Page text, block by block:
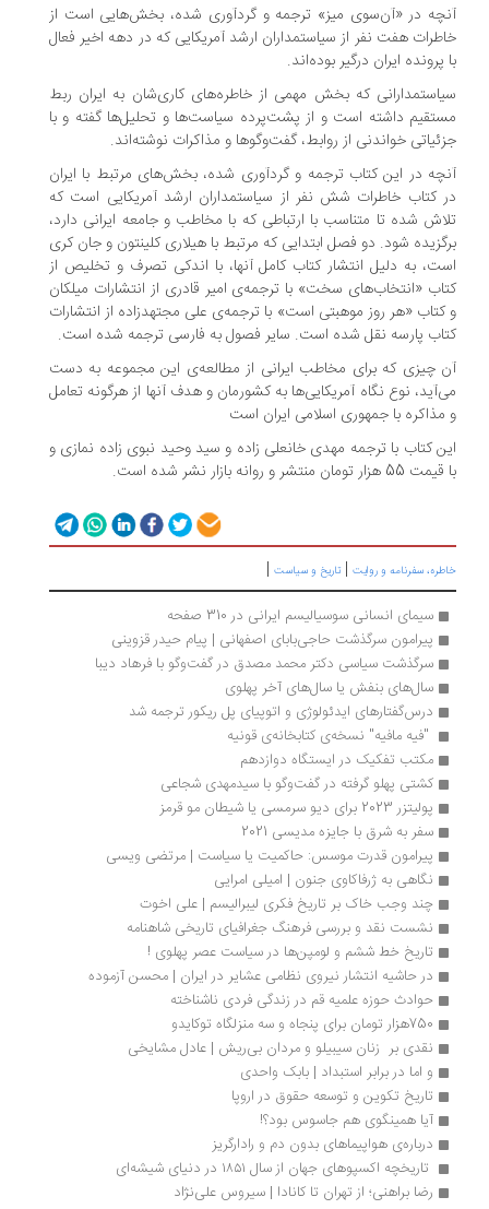
آنچه در «آن‌سوی میز» ترجمه و گردآوری شده، بخش‌هایی است از
خاطرات هفت نفر از سیاستمداران ارشد آمریکایی که در دهه اخیر فعال
با پرونده ایران درگیر بوده‌اند.
سیاستمدارانی که بخش مهمی از خاطره‌های کاری‌شان به ایران ربط
مستقیم داشته است و از پشت‌پرده سیاست‌ها و تحلیل‌ها گفته‌ و با
جزئیاتی خواندنی از روابط، گفت‌وگوها و مذاکرات نوشته‌اند.
آنچه در این کتاب ترجمه و گردآوری شده، بخش‌های مرتبط با ایران
در کتاب خاطرات شش نفر از سیاستمداران ارشد آمریکایی است که
تلاش شده تا متناسب با ارتباطی که با مخاطب و جامعه ایرانی دارد،
برگزیده شود. دو فصل ابتدایی که مرتبط با هیلاری کلینتون و جان کری
است، به دلیل انتشار کتاب کامل آنها، با اندکی تصرف و تخلیص از
کتاب «انتخاب‌های سخت» با ترجمه‌ی امیر قادری از انتشارات میلکان
و کتاب «هر روز موهبتی است» با ترجمه‌ی علی مجتهدزاده از انتشارات
کتاب پارسه نقل شده است. سایر فصول به فارسی ترجمه شده است.
آن چیزی که برای مخاطب ایرانی از مطالعه‌ی این مجموعه به دست
می‌آید، نوع نگاه آمریکایی‌ها به کشورمان و هدف آنها از هرگونه تعامل
و مذاکره با جمهوری اسلامی ایران است
این کتاب با ترجمه مهدی خانعلی زاده و سید وحید نبوی زاده نمازی و
با قیمت 55 هزار تومان منتشر و روانه بازار نشر شده است.
خاطره، سفرنامه‌ و روایت | تاریخ و سیاست |
سیمای انسانی سوسیالیسم ایرانی در 310 صفحه
پیرامون سرگذشت حاجی‌بابای اصفهانی | پیام حیدر قزوینی
سرگذشت سیاسی دکتر محمد مصدق در گفت‌وگو با فرهاد دیبا
سال‌های بنفش یا سال‌های آخر پهلوی
درس‌گفتارهای ایدئولوژی و اتوپیای پل ریکور ترجمه شد
"فیه مافیه" نسخه‌ی کتابخانه‌ی قونیه
مکتب تفکیک در ایستگاه دوازدهم
کشتی پهلو گرفته در گفت‌وگو با سیدمهدی شجاعی
پولیتزر 2023 برای دیو سرمسی یا شیطان مو قرمز
سفر به شرق با جایزه مدیسی 2021
پیرامون قدرت موسس: حاکمیت یا سیاست | مرتضی ویسی
نگاهی به ژرفاکاوی جنون | امیلی امرایی
چند وجب خاک بر تاریخ فکری لیبرالیسم | علی اخوت
نشست نقد و بررسی فرهنگ جغرافیای تاریخی شاهنامه
تاریخ خط ششم و لومپن‌ها در سیاست عصر پهلوی !
در حاشیه انتشار نیروی نظامی عشایر در ایران | محسن آزموده
حوادث حوزه علمیه قم در زندگی فردی ناشناخته
750هزار تومان برای پنجاه و سه منزلگاه توکایدو
نقدی بر  زنان سیبیلو و مردان بی‌ریش | عادل مشایخی
و اما در برابر استبداد | بابک واحدی
تاریخ تکوین و توسعه حقوق در اروپا
آیا همینگوی هم جاسوس بود؟!
درباره‌ی هواپیماهای بدون دم و رادارگریز
تاریخچه اکسپوهای جهان از سال ۱۸۵۱ در دنیای شیشه‌ای
رضا براهنی؛ از تهران تا کانادا | سیروس علی‎نژاد